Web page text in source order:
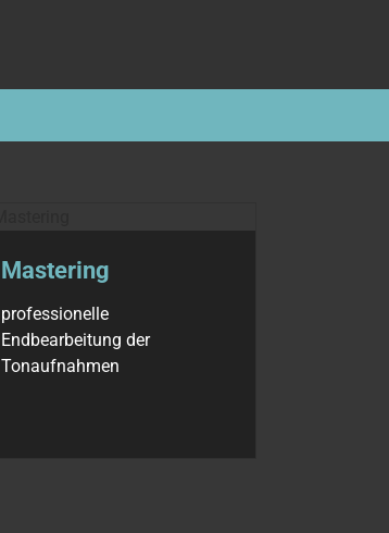
Mastering
professionelle
Endbearbeitung der
Tonaufnahmen